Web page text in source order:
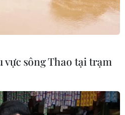
sông Thao tại trạm